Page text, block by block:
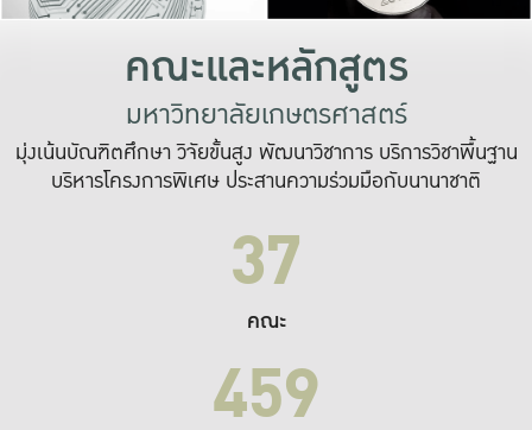
คณะและหลักสูตร
มหาวิทยาลัยเกษตรศาสตร์
มุ่งเน้นบัณฑิตศึกษา วิจัยขั้นสูง พัฒนาวิชาการ บริการวิชาพื้นฐาน
บริหารโครงการพิเศษ ประสานความร่วมมือกับนานาชาติ
37
คณะ
459